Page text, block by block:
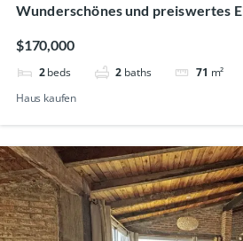
Wunderschönes und preiswertes
$170,000
2 beds 2 baths 71 m²
Haus kaufen